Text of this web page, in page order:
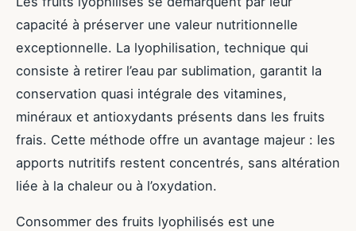
capacité à préserver une valeur nutritionnelle
exceptionnelle. La lyophilisation, technique qui
consiste à retirer l’eau par sublimation, garantit la
conservation quasi intégrale des vitamines,
minéraux et antioxydants présents dans les fruits
frais. Cette méthode offre un avantage majeur : les
apports nutritifs restent concentrés, sans altération
liée à la chaleur ou à l’oxydation.
Consommer des fruits lyophilisés est une